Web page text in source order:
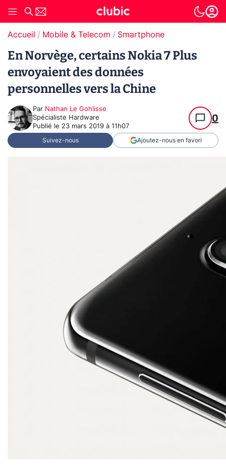
Accueil Mobile & Telecom Smartphone
En Norvège, certains Nokia 7 Plus
envoyaient des données
personnelles vers la Chine
Par Nathan Le Gohlisse
Spécialiste Hardware
Publié le 23 mars 2019 à 11h07
0
Suivez-nous Ajoutez-nous en favori